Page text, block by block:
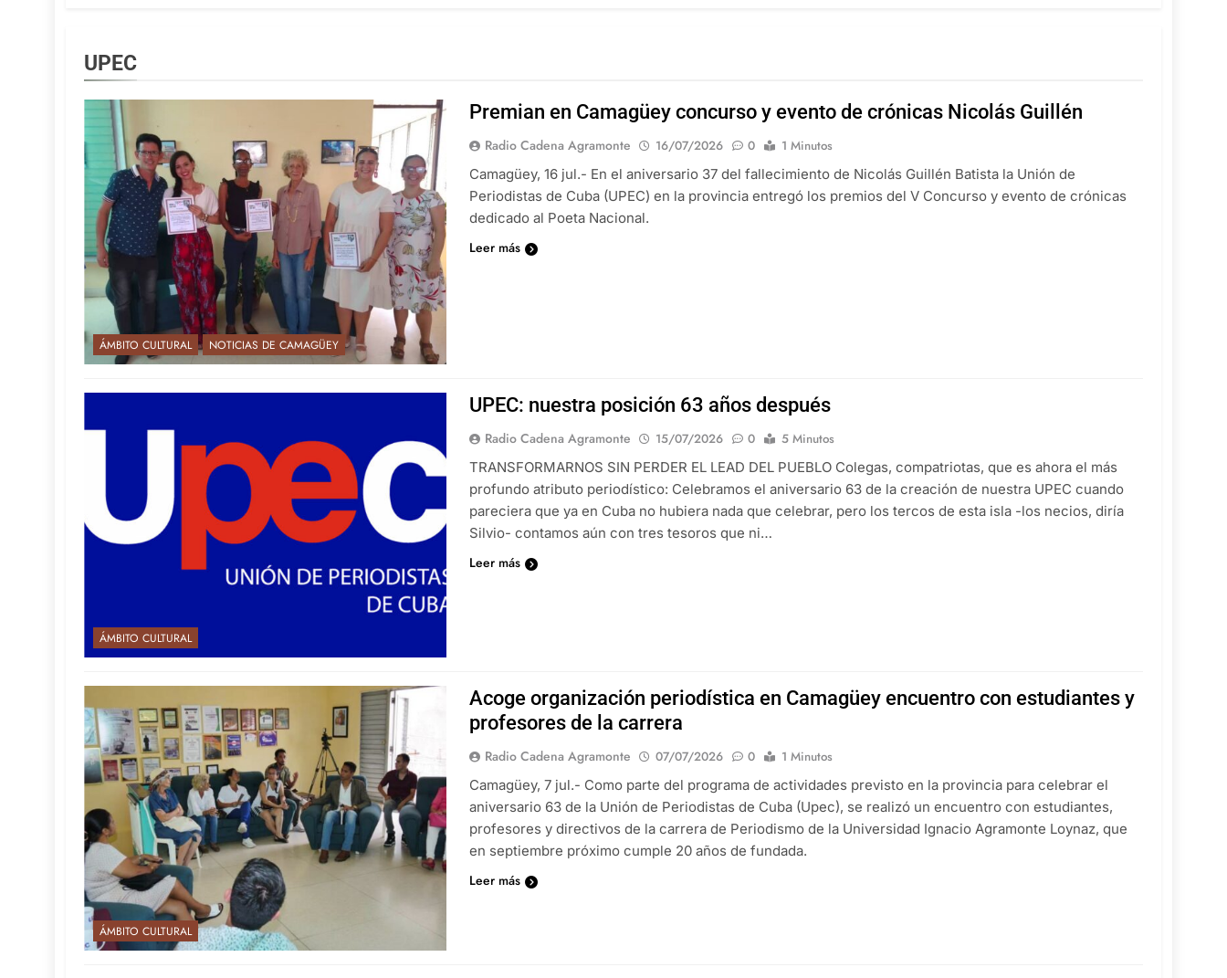
UPEC
ÁMBITO CULTURAL NOTICIAS DE CAMAGÜEY
Premian en Camagüey concurso y evento de crónicas Nicolás Guillén
Radio Cadena Agramonte 16/07/2026 0
1 Minutos
Camagüey, 16 jul.- En el aniversario 37 del fallecimiento de Nicolás Guillén Batista la Unión de
Periodistas de Cuba (UPEC) en la provincia entregó los premios del V Concurso y evento de crónicas
dedicado al Poeta Nacional.
Leer más
ÁMBITO CULTURAL
UPEC: nuestra posición 63 años después
Radio Cadena Agramonte 15/07/2026 0
5 Minutos
TRANSFORMARNOS SIN PERDER EL LEAD DEL PUEBLO Colegas, compatriotas, que es ahora el más
profundo atributo periodístico: Celebramos el aniversario 63 de la creación de nuestra UPEC cuando
pareciera que ya en Cuba no hubiera nada que celebrar, pero los tercos de esta isla -los necios, diría
Silvio- contamos aún con tres tesoros que ni…
Leer más
ÁMBITO CULTURAL
Acoge organización periodística en Camagüey encuentro con estudiantes y
profesores de la carrera
Radio Cadena Agramonte 07/07/2026 0
1 Minutos
Camagüey, 7 jul.- Como parte del programa de actividades previsto en la provincia para celebrar el
aniversario 63 de la Unión de Periodistas de Cuba (Upec), se realizó un encuentro con estudiantes,
profesores y directivos de la carrera de Periodismo de la Universidad Ignacio Agramonte Loynaz, que
en septiembre próximo cumple 20 años de fundada.
Leer más